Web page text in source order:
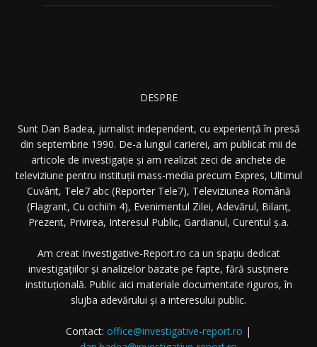
DESPRE
Sunt Dan Badea, jurnalist independent, cu experiență în presă
din septembrie 1990. De-a lungul carierei, am publicat mii de
articole de investigație și am realizat zeci de anchete de
televiziune pentru instituții mass-media precum Expres, Ultimul
Cuvânt, Tele7 abc (Reporter Tele7), Televiziunea Română
(Flagrant, Cu ochii’n 4), Evenimentul Zilei, Adevărul, Bilanț,
Prezent, Privirea, Interesul Public, Gardianul, Curentul ș.a.
Am creat Investigative-Report.ro ca un spațiu dedicat
investigațiilor și analizelor bazate pe fapte, fără susținere
instituțională. Public aici materiale documentate riguros, în
slujba adevărului și a interesului public.
Contact: office@investigative-report.ro |